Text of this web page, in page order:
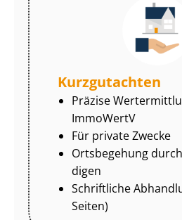
Kurzgutachten
Präzise
ImmoWertV
Für private Zwecke
Ortsbegehung
di­gen
Schriftliche
Seiten)